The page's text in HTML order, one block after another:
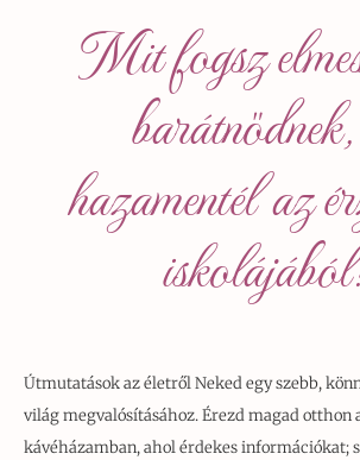
Mit fogsz
hazamentél az
Útmutatások az életről Neked egy szebb,
világ megvalósításához. Érezd magad otthon
kávéházamban, ahol érdekes információkat;